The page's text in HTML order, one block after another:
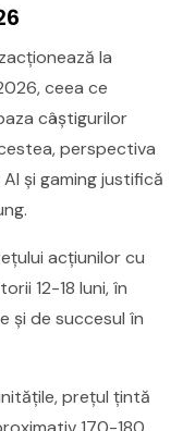
la
ceea ce
câștigurilor
perspectiva
și gaming justifică
acțiunilor cu
12-18 luni, în
și de succesul în
prețul țintă